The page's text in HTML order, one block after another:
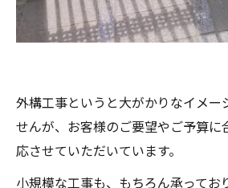
外構工事というと大がかりなイメー
せんが、お客様のご要望やご予算に
応させていただいています。
小規模な工事も、もちろん承ってお